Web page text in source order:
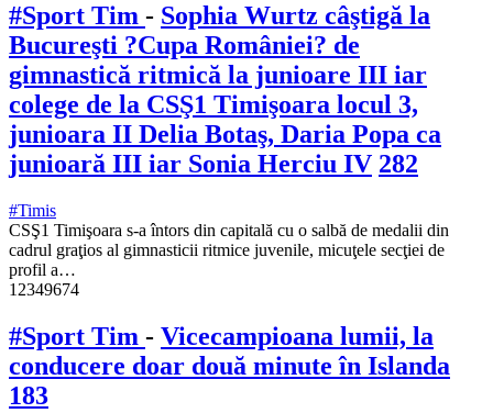
#Sport Tim - Sophia Wurtz câştigă la
Bucureşti ?Cupa României? de
gimnastică ritmică la junioare III iar
colege de la CSŞ1 Timişoara locul 3,
junioara II Delia Botaş, Daria Popa ca
junioară III iar Sonia Herciu IV 282
#Timis
CSŞ1 Timişoara s-a întors din capitală cu o salbă de medalii din
cadrul graţios al gimnasticii ritmice juvenile, micuţele secţiei de
profil a…
12349674
#Sport Tim - Vicecampioana lumii, la
conducere doar două minute în Islanda
183